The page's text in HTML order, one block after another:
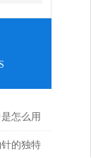
怎么用
的独特